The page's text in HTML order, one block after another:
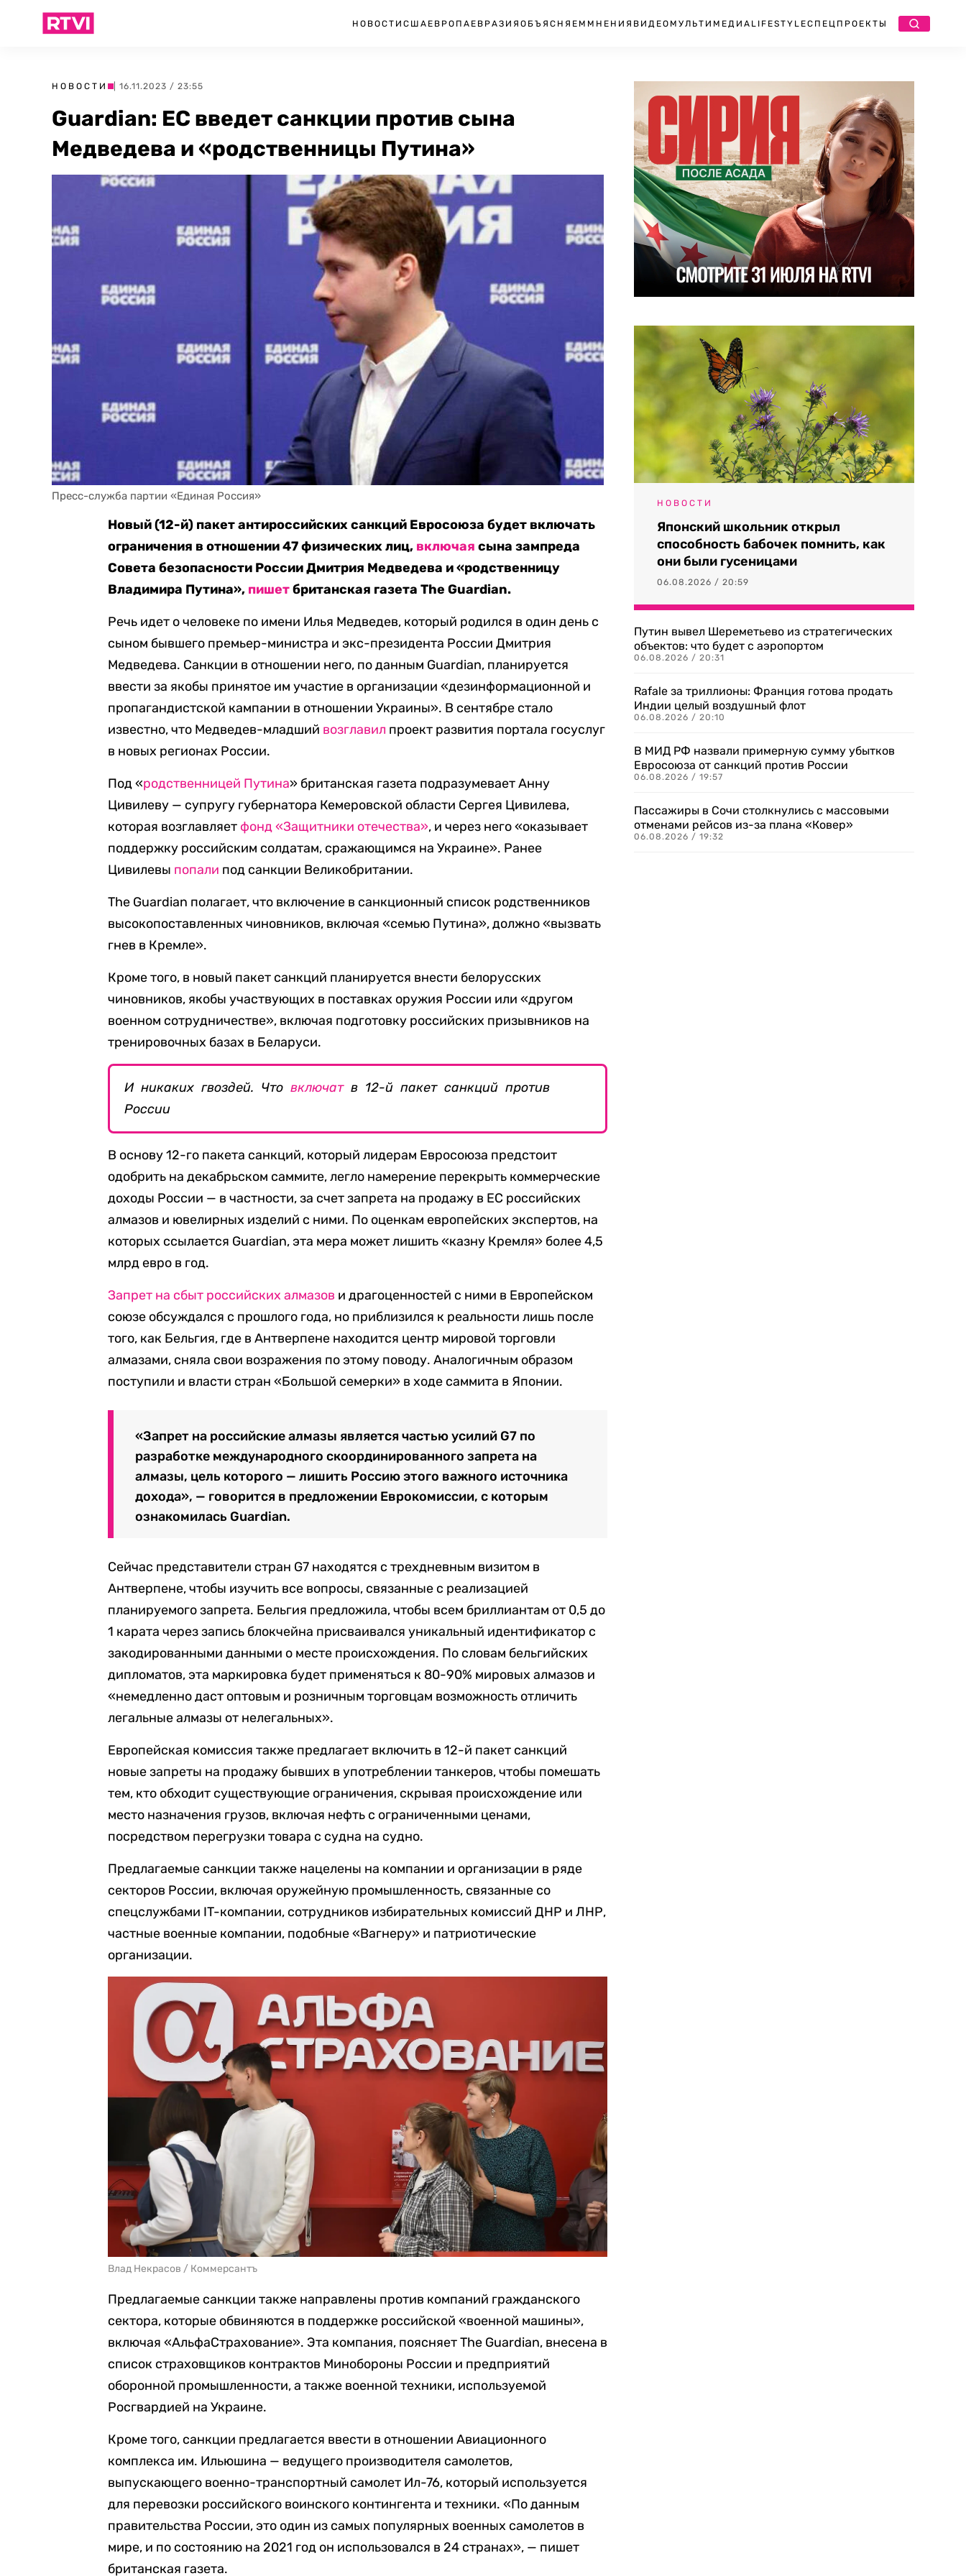
НОВОСТИ США ЕВРОПА ЕВРАЗИЯ ОБЪЯСНЯЕМ МНЕНИЯ ВИДЕО МУЛЬТИМЕДИА LIFESTYLEСПЕЦПРОЕКТЫ
НОВОСТИ | 16.11.2023 / 23:55
Guardian: ЕС введет санкции против сына
Медведева и «родственницы Путина»
Пресс-служба партии «Единая Россия»
Новый (12-й) пакет антироссийских санкций Евросоюза будет включать
ограничения в отношении 47 физических лиц, включая сына зампреда
Совета безопасности России Дмитрия Медведева и «родственницу
Владимира Путина», пишетбританская газета The Guardian.
Речь идет о человеке по имени Илья Медведев, который родился в один день с
сыном бывшего премьер-министра и экс-президента России Дмитрия
Медведева. Санкции в отношении него, по данным Guardian, планируется
ввести за якобы принятое им участие в организации «дезинформационной и
пропагандистской кампании в отношении Украины». В сентябре стало
известно, что Медведев-младший возглавил проект развития портала госуслуг
в новых регионах России.
Под «родственницей Путина» британская газета подразумевает Анну
Цивилеву — супругу губернатора Кемеровской области Сергея Цивилева,
которая возглавляет фонд «Защитники отечества», и через него «оказывает
поддержку российским солдатам, сражающимся на Украине». Ранее
Цивилевы попали под санкции Великобритании.
The Guardian полагает, что включение в санкционный список родственников
высокопоставленных чиновников, включая «семью Путина», должно «вызвать
гнев в Кремле».
Кроме того, в новый пакет санкций планируется внести белорусских
чиновников, якобы участвующих в поставках оружия России или «другом
военном сотрудничестве», включая подготовку российских призывников на
тренировочных базах в Беларуси.
И никаких гвоздей. Что включатв 12-й пакет санкций против
России
В основу 12-го пакета санкций, который лидерам Евросоюза предстоит
одобрить на декабрьском саммите, легло намерение перекрыть коммерческие
доходы России — в частности, за счет запрета на продажу в ЕС российских
алмазов и ювелирных изделий с ними. По оценкам европейских экспертов, на
которых ссылается Guardian, эта мера может лишить «казну Кремля» более 4,5
млрд евро в год.
Запрет на сбыт российских алмазов и драгоценностей с ними в Европейском
союзе обсуждался с прошлого года, но приблизился к реальности лишь после
того, как Бельгия, где в Антверпене находится центр мировой торговли
алмазами, сняла свои возражения по этому поводу. Аналогичным образом
поступили и власти стран «Большой семерки» в ходе саммита в Японии.
«Запрет на российские алмазы является частью усилий G7 по
разработке международного скоординированного запрета на
алмазы, цель которого — лишить Россию этого важного источника
дохода», — говорится в предложении Еврокомиссии, с которым
ознакомилась Guardian.
Сейчас представители стран G7 находятся с трехдневным визитом в
Антверпене, чтобы изучить все вопросы, связанные с реализацией
планируемого запрета. Бельгия предложила, чтобы всем бриллиантам от 0,5 до
1 карата через запись блокчейна присваивался уникальный идентификатор с
закодированными данными о месте происхождения. По словам бельгийских
дипломатов, эта маркировка будет применяться к 80-90% мировых алмазов и
«немедленно даст оптовым и розничным торговцам возможность отличить
легальные алмазы от нелегальных».
Европейская комиссия также предлагает включить в 12-й пакет санкций
новые запреты на продажу бывших в употреблении танкеров, чтобы помешать
тем, кто обходит существующие ограничения, скрывая происхождение или
место назначения грузов, включая нефть с ограниченными ценами,
посредством перегрузки товара с судна на судно.
Предлагаемые санкции также нацелены на компании и организации в ряде
секторов России, включая оружейную промышленность, связанные со
спецслужбами IT-компании, сотрудников избирательных комиссий ДНР и ЛНР,
частные военные компании, подобные «Вагнеру» и патриотические
организации.
Влад Некрасов / Коммерсантъ
Предлагаемые санкции также направлены против компаний гражданского
сектора, которые обвиняются в поддержке российской «военной машины»,
включая «АльфаСтрахование». Эта компания, поясняет The Guardian, внесена в
список страховщиков контрактов Минобороны России и предприятий
оборонной промышленности, а также военной техники, используемой
Росгвардией на Украине.
Кроме того, санкции предлагается ввести в отношении Авиационного
комплекса им. Ильюшина — ведущего производителя самолетов,
выпускающего военно-транспортный самолет Ил-76, который используется
для перевозки российского воинского контингента и техники. «По данным
правительства России, это один из самых популярных военных самолетов в
мире, и по состоянию на 2021 год он использовался в 24 странах», — пишет
британская газета.
НОВОСТИ
Японский школьник открыл
способность бабочек помнить, как
они были гусеницами
06.08.2026 / 20:59
Путин вывел Шереметьево из стратегических
объектов: что будет с аэропортом
06.08.2026 / 20:31
Rafale за триллионы: Франция готова продать
Индии целый воздушный флот
06.08.2026 / 20:10
В МИД РФ назвали примерную сумму убытков
Евросоюза от санкций против России
06.08.2026 / 19:57
Пассажиры в Сочи столкнулись с массовыми
отменами рейсов из-за плана «Ковер»
06.08.2026 / 19:32